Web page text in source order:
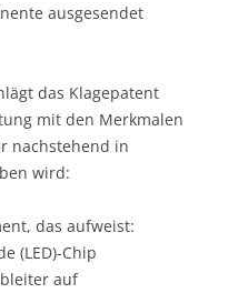
ausgesendet
das Klagepatent
mit den Merkmalen
nachstehend in
wird:
das aufweist:
(LED)-Chip
auf